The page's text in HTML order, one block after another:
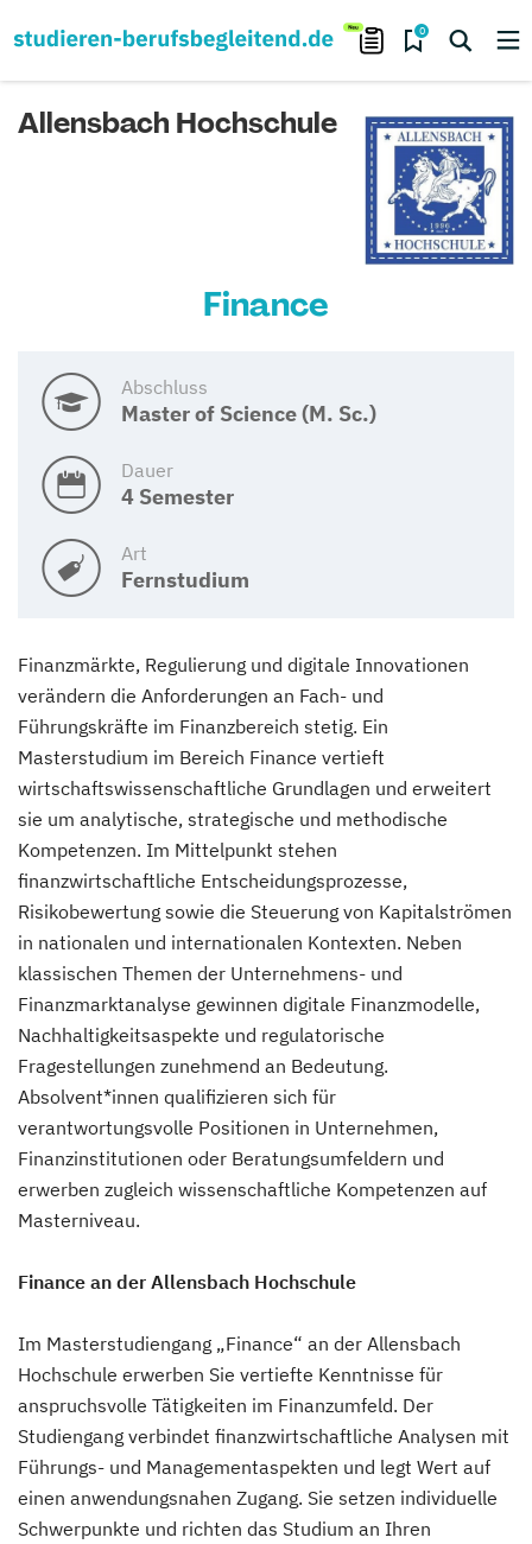
0
Allensbach Hochschule
Finance
Abschluss
Master of Science (M. Sc.)
Dauer
4 Semester
Art
Fernstudium
Finanzmärkte, Regulierung und digitale Innovationen
verändern die Anforderungen an Fach- und
Führungskräfte im Finanzbereich stetig. Ein
Masterstudium im Bereich Finance vertieft
wirtschaftswissenschaftliche Grundlagen und erweitert
sie um analytische, strategische und methodische
Kompetenzen. Im Mittelpunkt stehen
finanzwirtschaftliche Entscheidungsprozesse,
Risikobewertung sowie die Steuerung von Kapitalströmen
in nationalen und internationalen Kontexten. Neben
klassischen Themen der Unternehmens- und
Finanzmarktanalyse gewinnen digitale Finanzmodelle,
Nachhaltigkeitsaspekte und regulatorische
Fragestellungen zunehmend an Bedeutung.
Absolvent*innen qualifizieren sich für
verantwortungsvolle Positionen in Unternehmen,
Finanzinstitutionen oder Beratungsumfeldern und
erwerben zugleich wissenschaftliche Kompetenzen auf
Masterniveau.
Finance an der Allensbach Hochschule
Im Masterstudiengang „Finance“ an der Allensbach
Hochschule erwerben Sie vertiefte Kenntnisse für
anspruchsvolle Tätigkeiten im Finanzumfeld. Der
Studiengang verbindet finanzwirtschaftliche Analysen mit
Führungs- und Managementaspekten und legt Wert auf
einen anwendungsnahen Zugang. Sie setzen individuelle
Schwerpunkte und richten das Studium an Ihren